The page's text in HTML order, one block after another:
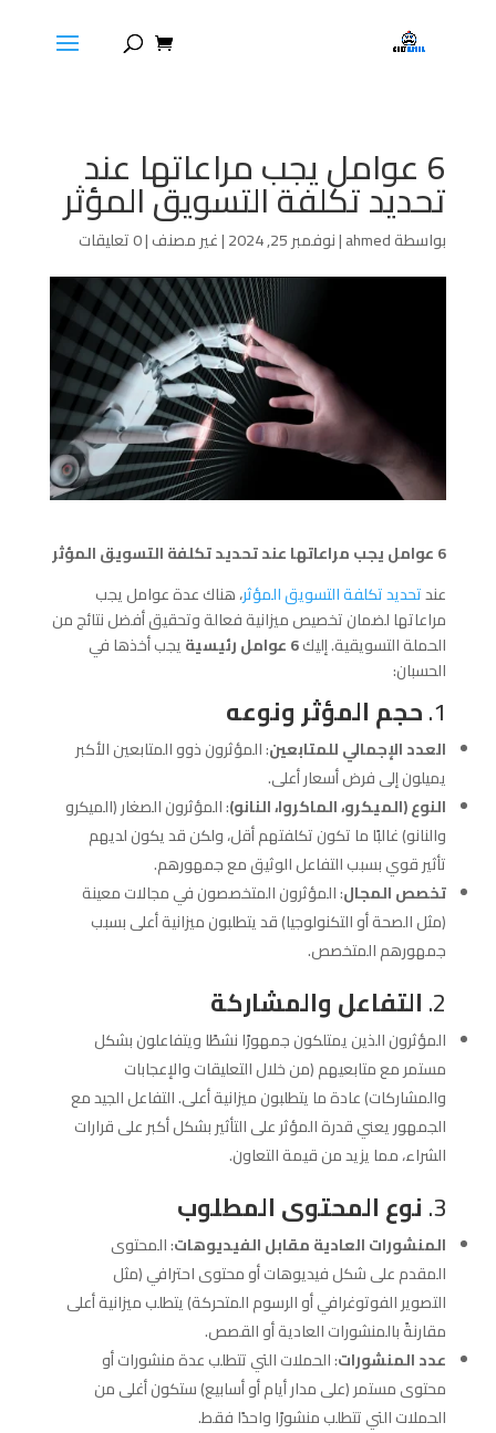
6 عوامل يجب مراعاتها عند
تحديد تكلفة التسويق المؤثر
بواسطةahmed
|نوفمبر 25, 2024 |غير مصنف|0 تعليقات
6 عوامل يجب مراعاتها عند تحديد تكلفة التسويق المؤثر
عندتحديد تكلفة التسويق المؤثر، هناك عدة عوامل يجب
مراعاتها لضمان تخصيص ميزانية فعالة وتحقيق أفضل نتائج من
الحملة التسويقية. إليك6 عوامل رئيسية
يجب أخذها في
الحسبان:
1. حجم المؤثر ونوعه
العدد الإجمالي للمتابعين: المؤثرون ذوو المتابعين الأكبر
يميلون إلى فرض أسعار أعلى.
النوع (الميكرو، الماكروا، النانو): المؤثرون الصغار (الميكرو
والنانو) غالبًا ما تكون تكلفتهم أقل، ولكن قد يكون لديهم
تأثير قوي بسبب التفاعل الوثيق مع جمهورهم.
تخصص المجال: المؤثرون المتخصصون في مجالات معينة
(مثل الصحة أو التكنولوجيا) قد يتطلبون ميزانية أعلى بسبب
جمهورهم المتخصص.
2. التفاعل والمشاركة
المؤثرون الذين يمتلكون جمهورًا نشطًا ويتفاعلون بشكل
مستمر مع متابعيهم (من خلال التعليقات والإعجابات
والمشاركات) عادة ما يتطلبون ميزانية أعلى. التفاعل الجيد مع
الجمهور يعني قدرة المؤثر على التأثير بشكل أكبر على قرارات
الشراء، مما يزيد من قيمة التعاون.
3. نوع المحتوى المطلوب
المنشورات العادية مقابل الفيديوهات: المحتوى
المقدم على شكل فيديوهات أو محتوى احترافي (مثل
التصوير الفوتوغرافي أو الرسوم المتحركة) يتطلب ميزانية أعلى
مقارنةً بالمنشورات العادية أو القصص.
عدد المنشورات: الحملات التي تتطلب عدة منشورات أو
محتوى مستمر (على مدار أيام أو أسابيع) ستكون أغلى من
الحملات التي تتطلب منشورًا واحدًا فقط.